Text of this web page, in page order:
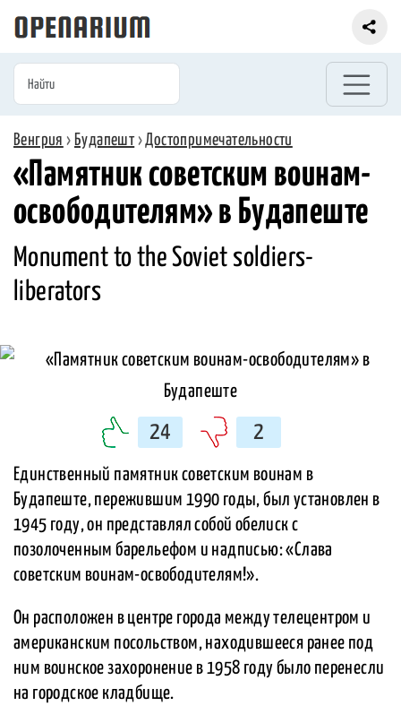
Венгрия › Будапешт›Достопримечательности
«Памятник советским воинам-
освободителям» в Будапеште
Monument to the Soviet soldiers-
liberators
24 2
Единственный памятник советским воинам в
Будапеште, пережившим 1990 годы, был установлен в
1945 году, он представлял собой обелиск с
позолоченным барельефом и надписью: «Слава
советским воинам-освободителям!».
Он расположен в центре города между телецентром и
американским посольством, находившееся ранее под
ним воинское захоронение в 1958 году было перенесли
на городское кладбище.